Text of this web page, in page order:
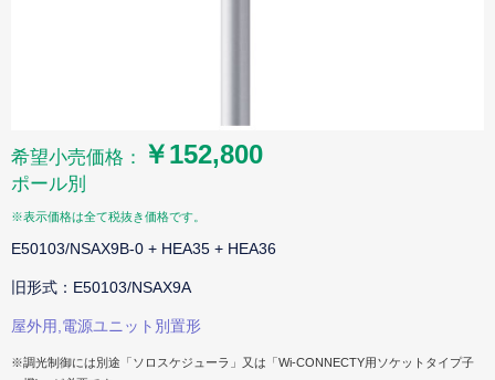
希望小売価格： ￥152,800
ポール別
※表示価格は全て税抜き価格です。
E50103/NSAX9B-0 + HEA35 + HEA36
旧形式：E50103/NSAX9A
屋外用,電源ユニット別置形
※調光制御には別途「ソロスケジューラ」又は「Wi-CONNECTY用ソケットタイプ子